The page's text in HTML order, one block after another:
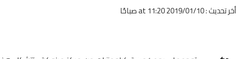
أخر تحديث : 2019/01/10 at 11:20 صباحًا